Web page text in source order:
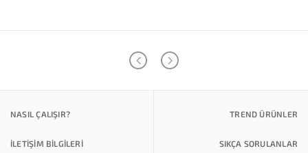
NASIL ÇALIŞIR? TREND ÜRÜNLER
İLETİŞİM BİLGİLERİ SIKÇA SORULANLAR